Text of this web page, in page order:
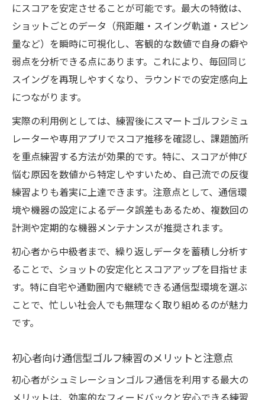
にスコアを安定させることが可能です。最大の特徴は、
ショットごとのデータ（飛距離・スイング軌道・スピン
量など）を瞬時に可視化し、客観的な数値で自身の癖や
弱点を分析できる点にあります。これにより、毎回同じ
スイングを再現しやすくなり、ラウンドでの安定感向上
につながります。
実際の利用例としては、練習後にスマートゴルフシミュ
レーターや専用アプリでスコア推移を確認し、課題箇所
を重点練習する方法が効果的です。特に、スコアが伸び
悩む原因を数値から特定しやすいため、自己流での反復
練習よりも着実に上達できます。注意点として、通信環
境や機器の設定によるデータ誤差もあるため、複数回の
計測や定期的な機器メンテナンスが推奨されます。
初心者から中級者まで、繰り返しデータを蓄積し分析す
ることで、ショットの安定化とスコアアップを目指せま
す。特に自宅や通勤圏内で継続できる通信型環境を選ぶ
ことで、忙しい社会人でも無理なく取り組めるのが魅力
です。
初心者向け通信型ゴルフ練習のメリットと注意点
初心者がシュミレーションゴルフ通信を利用する最大の